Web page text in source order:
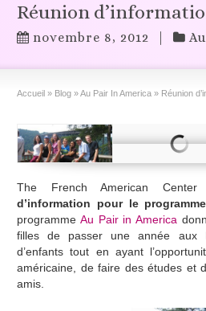
Réunion
novembre 8, 2012
Accueil » Blog »Au Pair In America » Réunion
The French American Center
d’information pour le
programme Au Pair in America
filles de passer une année aux
d’enfants tout en ayant
américaine, de faire des études et
amis.